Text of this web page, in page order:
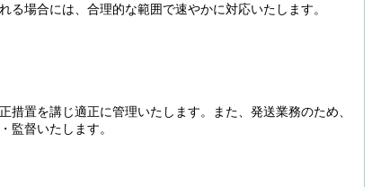
場合には、合理的な範囲で速やかに対応いたします。
置を講じ適正に管理いたします。また、発送業務のため、
監督いたします。